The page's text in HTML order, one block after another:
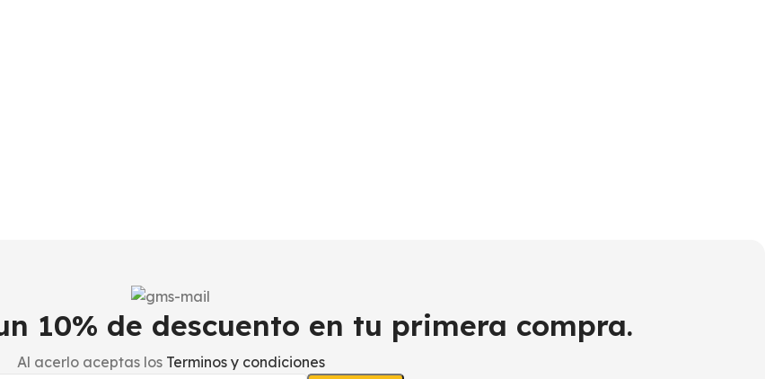
10% de descuento en tu primera compra.
Al acerlo aceptas los Terminos y condiciones